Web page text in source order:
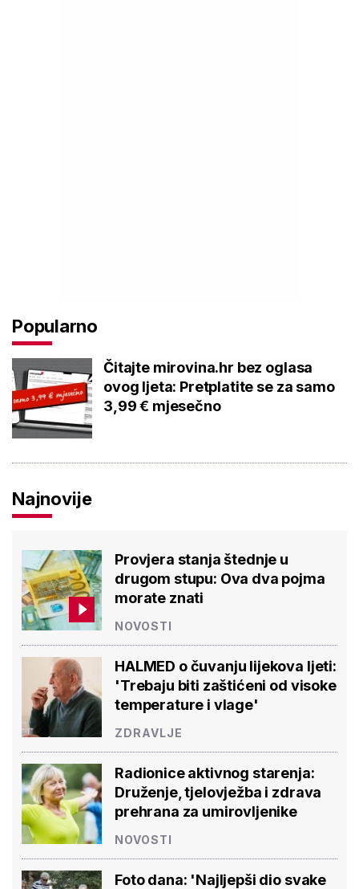
Popularno
Čitajte mirovina.hr bez oglasa
ovog ljeta: Pretplatite se za samo
3,99 € mjesečno
Najnovije
Provjera stanja štednje u
drugom stupu: Ova dva pojma
morate znati
NOVOSTI
HALMED o čuvanju lijekova ljeti:
'Trebaju biti zaštićeni od visoke
temperature i vlage'
ZDRAVLJE
Radionice aktivnog starenja:
Druženje, tjelovježba i zdrava
prehrana za umirovljenike
NOVOSTI
Foto dana: 'Najljepši dio svake